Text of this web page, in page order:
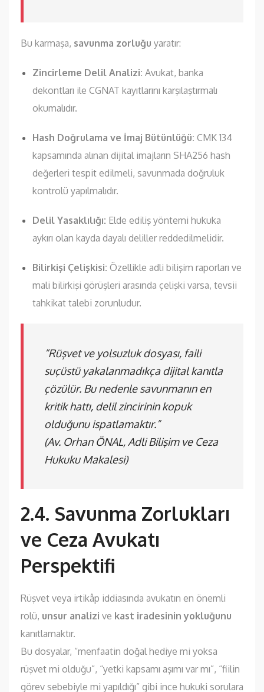
Bu karmaşa, savunma zorluğu yaratır:
Zincirleme Delil Analizi: Avukat, banka
dekontları ile CGNAT kayıtlarını karşılaştırmalı
okumalıdır.
Hash Doğrulama ve İmaj Bütünlüğü: CMK 134
kapsamında alınan dijital imajların SHA256 hash
değerleri tespit edilmeli, savunmada doğruluk
kontrolü yapılmalıdır.
Delil Yasaklılığı: Elde ediliş yöntemi hukuka
aykırı olan kayda dayalı deliller reddedilmelidir.
Bilirkişi Çelişkisi: Özellikle adli bilişim raporları ve
mali bilirkişi görüşleri arasında çelişki varsa, tevsii
tahkikat talebi zorunludur.
“Rüşvet ve yolsuzluk dosyası, faili
suçüstü yakalanmadıkça dijital kanıtla
çözülür. Bu nedenle savunmanın en
kritik hattı, delil zincirinin kopuk
olduğunu ispatlamaktır.”
(Av. Orhan ÖNAL, Adli Bilişim ve Ceza
Hukuku Makalesi)
2.4. Savunma Zorlukları
ve Ceza Avukatı
Perspektifi
Rüşvet veya irtikâp iddiasında avukatın en önemli
rolü, unsur analizi ve kast iradesinin yokluğunu
kanıtlamaktır.
Bu dosyalar, “menfaatin doğal hediye mi yoksa
rüşvet mi olduğu”, “yetki kapsamı aşımı var mı”, “fiilin
görev sebebiyle mi yapıldığı” gibi ince hukuki sorulara